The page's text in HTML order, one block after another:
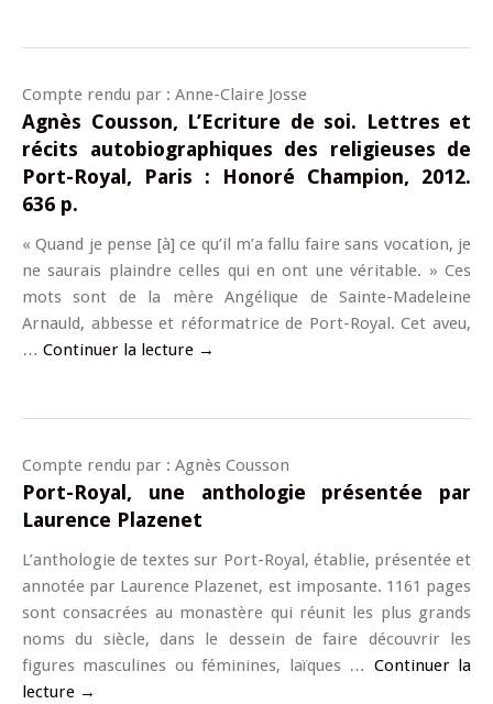
Compte rendu par : Anne-Claire Josse
Agnès Cousson, L’Ecriture de soi. Lettres et
récits autobiographiques des religieuses de
Port-Royal, Paris : Honoré Champion, 2012.
636 p.
« Quand je pense [à] ce qu’il m’a fallu faire sans vocation, je
ne saurais plaindre celles qui en ont une véritable. » Ces
mots sont de la mère Angélique de Sainte-Madeleine
Arnauld, abbesse et réformatrice de Port-Royal. Cet aveu,
… Continuer la lecture →
Compte rendu par : Agnès Cousson
Port-Royal, une anthologie présentée par
Laurence Plazenet
L’anthologie de textes sur Port-Royal, établie, présentée et
annotée par Laurence Plazenet, est imposante. 1161 pages
sont consacrées au monastère qui réunit les plus grands
noms du siècle, dans le dessein de faire découvrir les
figures masculines ou féminines, laïques … Continuer la
lecture →